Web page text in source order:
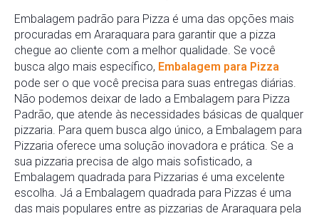
Embalagem padrão para Pizza é uma das opções mais
procuradas em Araraquara para garantir que a pizza
chegue ao cliente com a melhor qualidade. Se você
busca algo mais específico, Embalagem para Pizza
pode ser o que você precisa para suas entregas diárias.
Não podemos deixar de lado a Embalagem para Pizza
Padrão, que atende às necessidades básicas de qualquer
pizzaria. Para quem busca algo único, a Embalagem para
Pizzaria oferece uma solução inovadora e prática. Se a
sua pizzaria precisa de algo mais sofisticado, a
Embalagem quadrada para Pizzarias é uma excelente
escolha. Já a Embalagem quadrada para Pizzas é uma
das mais populares entre as pizzarias de Araraquara pela